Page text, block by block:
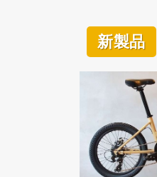
サイズ：全長
タイヤサイズ
適応身長の目
重量：22.4kg
一充電あた
モーター型
変速方式：
バッテリー
新製品